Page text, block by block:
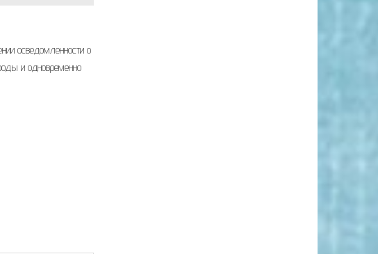
осведомленности о
и одновременно